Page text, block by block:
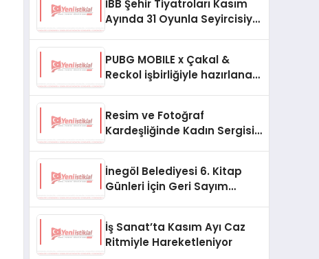
İBB Şehir Tiyatroları Kasım
Ayında 31 Oyunla Seyircisiyle
PUBG MOBILE x Çakal &
Reckol işbirliğiyle hazırlanan
Resim ve Fotoğraf
Kardeşliğinde Kadın Sergisi
İnegöl Belediyesi 6. Kitap
Günleri İçin Geri Sayım
İş Sanat’ta Kasım Ayı Caz
Ritmiyle Hareketleniyor